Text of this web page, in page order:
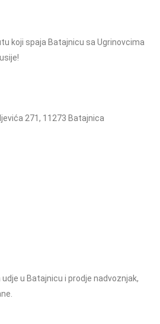
koji spaja Batajnicu sa Ugrinovcima
271, 11273 Batajnica
u Batajnicu i prodje nadvoznjak,